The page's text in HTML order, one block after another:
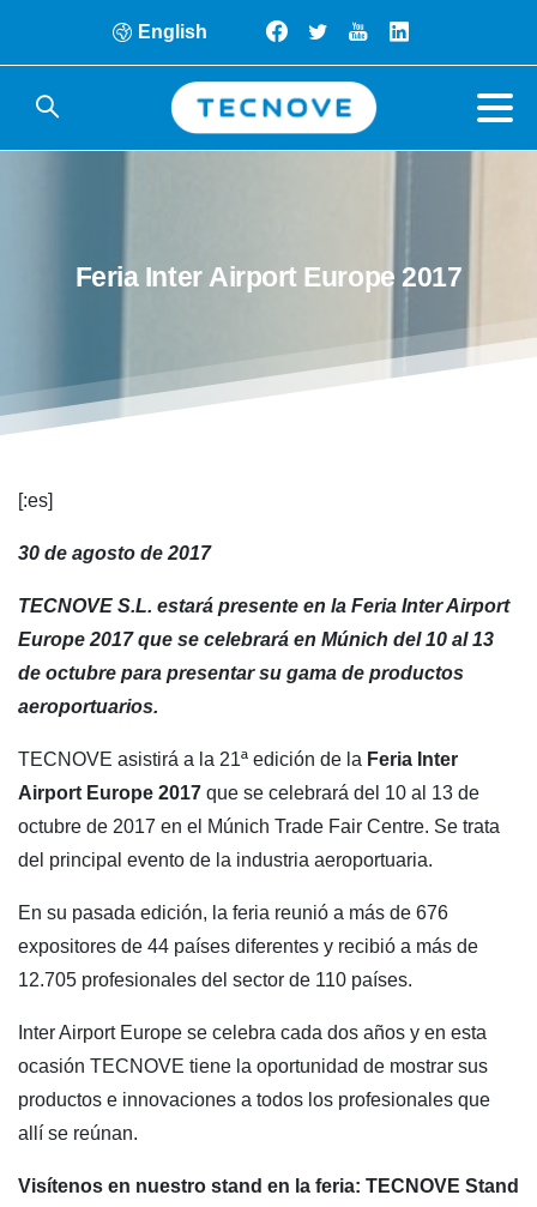
English
Feria Inter Airport Europe 2017
[:es]
30 de agosto de 2017
TECNOVE S.L. estará presente en la Feria Inter Airport
Europe 2017 que se celebrará en Múnich del 10 al 13
de octubre para presentar su gama de productos
aeroportuarios.
TECNOVE asistirá a la 21ª edición de la Feria Inter
Airport Europe 2017 que se celebrará del 10 al 13 de
octubre de 2017 en el Múnich Trade Fair Centre. Se trata
del principal evento de la industria aeroportuaria.
En su pasada edición, la feria reunió a más de 676
expositores de 44 países diferentes y recibió a más de
12.705 profesionales del sector de 110 países.
Inter Airport Europe se celebra cada dos años y en esta
ocasión TECNOVE tiene la oportunidad de mostrar sus
productos e innovaciones a todos los profesionales que
allí se reúnan.
Visítenos en nuestro stand en la feria: TECNOVE Stand